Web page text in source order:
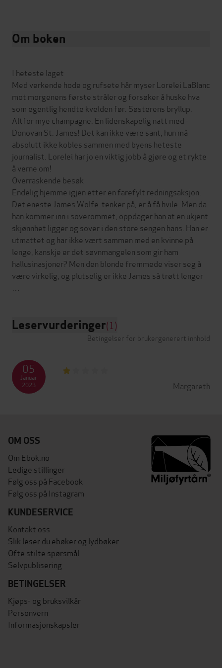
Om boken
I heteste laget
Med verkende hode og rufsete hår myser Lorelei LaBlanc
mot morgenens første stråler og forsøker å huske hva
som egentlig hendte kvelden før. Søsterens bryllup.
Altfor mye champagne. En lidenskapelig natt med -
Donovan St. James! Det kan ikke være sant, hun må
absolutt ikke kobles sammen med byens heteste
journalist. Lorelei har jo en viktig jobb å gjøre og et rykte
å verne om!
Overraskende besøk
Endelig hjemme igjen etter en farefylt redningsaksjon.
Det eneste James Wolfe tenker på, er å få hvile. Men da
han kommer inn i soverommet, oppdager han at en ukjent
skjønnhet ligger og sover i den store sengen hans. Han er
utmattet og har ikke vært sammen med en kvinne på
lenge, kanskje er det søvnmangelen som gir ham
hallusinasjoner? Men den blonde fremmede viser seg å
være virkelig, og plutselig er ikke James så trøtt lenger
Leservurderinger(1)
Betingelser for brukergenerert innhold
Margareth
05
Januar
2023
OM OSS
Om Ebok.no
Ledige stillinger
Følg oss på Facebook
Følg oss på Instagram
KUNDESERVICE
Kontakt oss
Slik leser du ebøker og lydbøker
Ofte stilte spørsmål
Selvpublisering
BETINGELSER
Kjøps- og bruksvilkår
Personvern
Informasjonskapsler